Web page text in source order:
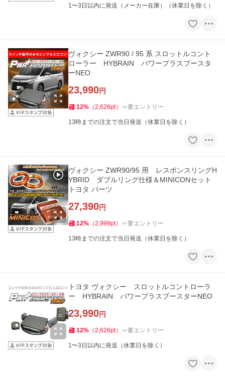
1〜3日以内に発送（メーカー在庫）（休業日を除く）
ヴォクシー ZWR90 / 95 系 スロットルコント
ローラー HYBRAIN パワープラスブースタ
ーNEO
23,990円
12% （2,626pt） 要エントリー
13時までの注文で当日発送（休業日を除く）
ヴォクシー ZWR90/95 用 レスポンスリングH
YBRID ダブルリング仕様＆MINICONセット
トヨタ パーツ
27,390円
12% （2,999pt） 要エントリー
13時までの注文で当日発送（休業日を除く）
トヨタ ヴォクシー スロットルコントローラ
ー HYBRAIN パワープラスブースターNEO
23,990円
12% （2,626pt） 要エントリー
1〜3日以内に発送（休業日を除く）